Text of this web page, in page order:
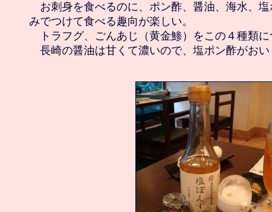
お刺身を食べるのに、ポン酢、醤油、海水、
みでつけて食べる趣向が楽しい。
トラフグ、ごんあじ（黄金鯵）をこの４種類